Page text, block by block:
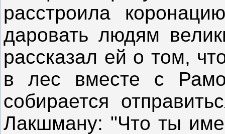
расстроила
даровать людям
рассказал ей о том,
в лес вместе с
собирается
Лакшману: "Что ты